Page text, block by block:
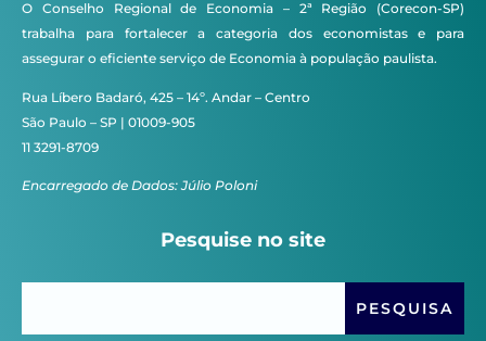
O Conselho Regional de Economia – 2ª Região (Corecon-SP)
trabalha para fortalecer a categoria dos economistas e para
assegurar o eficiente serviço de Economia à população paulista.
Rua Líbero Badaró, 425 – 14º. Andar – Centro
São Paulo – SP | 01009-905
11 3291-8709
Encarregado de Dados: Júlio Poloni
Pesquise no site